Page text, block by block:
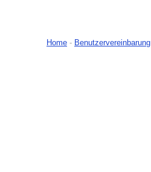
Home - Benutzervereinbarung